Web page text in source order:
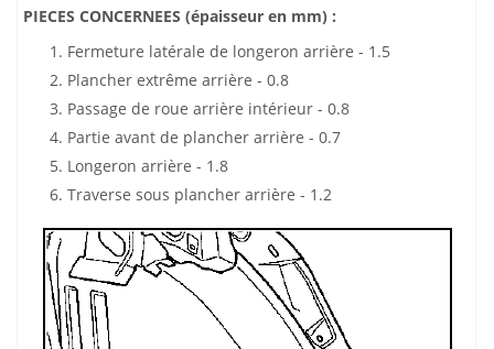
PIECES CONCERNEES (épaisseur en mm) :
Fermeture latérale de longeron arrière - 1.5
Plancher extrême arrière - 0.8
Passage de roue arrière intérieur - 0.8
Partie avant de plancher arrière - 0.7
Longeron arrière - 1.8
Traverse sous plancher arrière - 1.2